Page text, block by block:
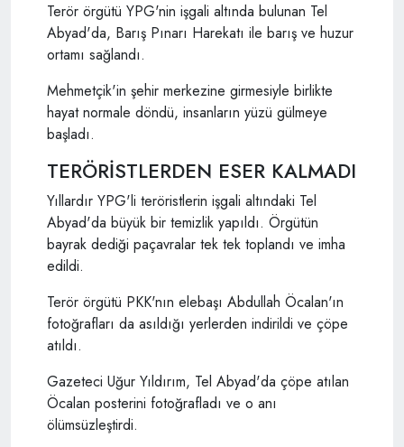
Terör örgütü YPG'nin işgali altında bulunan Tel
Abyad'da, Barış Pınarı Harekatı ile barış ve huzur
ortamı sağlandı.
Mehmetçik'in şehir merkezine girmesiyle birlikte
hayat normale döndü, insanların yüzü gülmeye
başladı.
TERÖRİSTLERDEN ESER KALMADI
Yıllardır YPG'li teröristlerin işgali altındaki Tel
Abyad'da büyük bir temizlik yapıldı. Örgütün
bayrak dediği paçavralar tek tek toplandı ve imha
edildi.
Terör örgütü PKK'nın elebaşı Abdullah Öcalan'ın
fotoğrafları da asıldığı yerlerden indirildi ve çöpe
atıldı.
Gazeteci Uğur Yıldırım, Tel Abyad'da çöpe atılan
Öcalan posterini fotoğrafladı ve o anı
ölümsüzleştirdi.